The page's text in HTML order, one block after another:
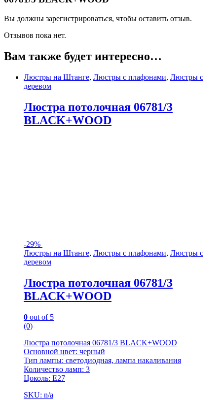
Вы должны зарегистрироваться, чтобы оставить отзыв.
Отзывов пока нет.
Вам также будет интересно…
Люстры на Штанге, Люстры с плафонами, Люстры с
деревом
Люстра потолочная 06781/3
BLACK+WOOD
-29%
Люстры на Штанге, Люстры с плафонами, Люстры с
деревом
Люстра потолочная 06781/3
BLACK+WOOD
0 out of 5
(0)
Люстра потолочная 06781/3 BLACK+WOOD
Основной цвет: черный
Тип лампы: светодиодная, лампа накаливания
Количество ламп: 3
Цоколь: E27
SKU: n/a